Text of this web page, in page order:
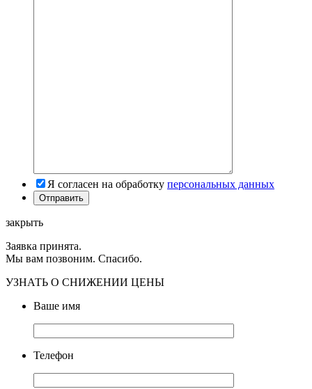
Я согласен на обработку персональных данных
закрыть
Заявка принята.
Мы вам позвоним. Спасибо.
УЗНАТЬ О СНИЖЕНИИ ЦЕНЫ
Ваше имя
Телефон